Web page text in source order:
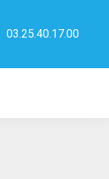
03.25.40.17.00